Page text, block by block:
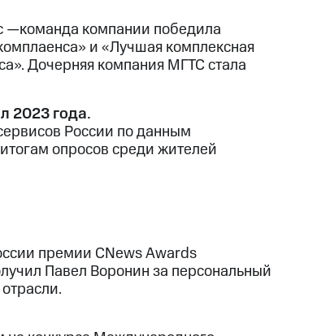
—команда компании победила
и «Лучшая комплексная
Дочерняя компания МГТС стала
2023 года.
России по данным
опросов среди жителей
премии CNews Awards
Павел Воронин за персональный